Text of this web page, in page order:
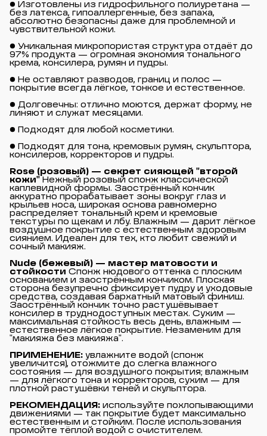
● Изготовлены из гидрофильного полиуретана —
без латекса, гипоаллергенные, без запаха,
абсолютно безопасны даже для проблемной и
чувствительной кожи.
● Уникальная микропористая структура отдаёт до
97% продукта — огромная экономия тонального
крема, консилера, румян и пудры.
● Не оставляют разводов, границ и полос —
покрытие всегда лёгкое, тонкое и естественное.
● Долговечны: отлично моются, держат форму, не
линяют и служат месяцами.
● Подходят для любой косметики.
● Подходят для тона, кремовых румян, скульптора,
консилеров, корректоров и пудры.
Rose (розовый) — секрет сияющей "второй
кожи" Нежный розовый спонж классической
каплевидной формы. Заострённый кончик
аккуратно прорабатывает зоны вокруг глаз и
крыльев носа, широкая основа равномерно
распределяет тональный крем и кремовые
текстуры по щекам и лбу. Влажным — дарит лёгкое
воздушное покрытие с естественным здоровым
сиянием. Идеален для тех, кто любит свежий и
сочный макияж.
Nude (бежевый) — мастер матовости и
стойкости Спонж нюдового оттенка с плоским
основанием и заострённым кончиком. Плоская
сторона безупречно фиксирует пудру и уходовые
средства, создавая бархатный матовый финиш.
Заострённый кончик точно растушёвывает
консилер в труднодоступных местах. Сухим —
максимальная стойкость весь день, влажным —
естественное лёгкое покрытие. Незаменим для
"макияжа без макияжа".
ПРИМЕНЕНИЕ: увлажните водой (спонж
увеличится), отожмите до слегка влажного
состояния — для воздушного покрытия; влажным
— для лёгкого тона и корректоров, сухим — для
плотной растушёвки теней и скульптора.
РЕКОМЕНДАЦИЯ: используйте похлопывающими
движениями — так покрытие будет максимально
естественным и стойким. После использования
промойте тёплой водой с очистителем.